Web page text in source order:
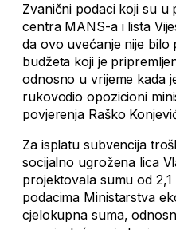
Zvanični podaci koji su u
centra MANS-a i lista
da ovo uvećanje nije
budžeta koji je
odnosno u vrijeme kada
rukovodio opozicioni
povjerenja Raško
Za isplatu subvencija
socijalno ugrožena lica
projektovala sumu od
podacima Ministarstva
cjelokupna suma,